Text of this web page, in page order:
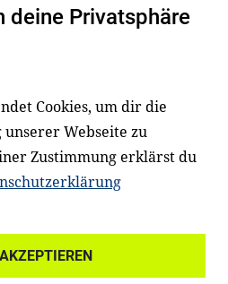
dabei.
Erzieher*innen,
arbeiten wir eng
Unternehmen
zusammen.
deine Privatsphäre
Cookies, um dir die
Webseite zu
Zustimmung erklärst du